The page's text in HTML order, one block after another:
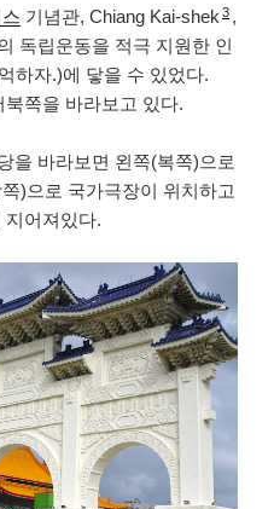
기념관, Chiang Kai-shek 3 ,
독립운동을 적극 지원한 인
하자.)에 닿을 수 있었다.
쪽을 바라보고 있다.
을 바라보면 왼쪽(복쪽)으로
)으로 국가극장이 위치하고
지어져있다.